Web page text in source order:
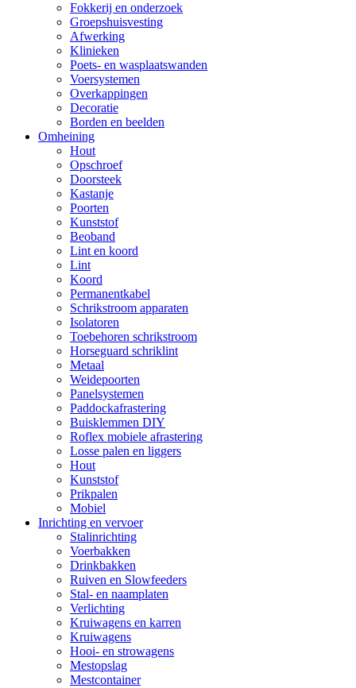
Fokkerij en onderzoek
Groepshuisvesting
Afwerking
Klinieken
Poets- en wasplaatswanden
Voersystemen
Overkappingen
Decoratie
Borden en beelden
Omheining
Hout
Opschroef
Doorsteek
Kastanje
Poorten
Kunststof
Beoband
Lint en koord
Lint
Koord
Permanentkabel
Schrikstroom apparaten
Isolatoren
Toebehoren schrikstroom
Horseguard schriklint
Metaal
Weidepoorten
Panelsystemen
Paddockafrastering
Buisklemmen DIY
Roflex mobiele afrastering
Losse palen en liggers
Hout
Kunststof
Prikpalen
Mobiel
Inrichting en vervoer
Stalinrichting
Voerbakken
Drinkbakken
Ruiven en Slowfeeders
Stal- en naamplaten
Verlichting
Kruiwagens en karren
Kruiwagens
Hooi- en strowagens
Mestopslag
Mestcontainer